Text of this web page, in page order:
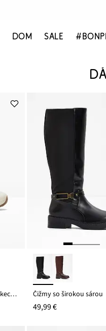
DOM SALE
Šnurovacie čižmy značky Skechers, s pamäťovou penou Čižmy so širokou sárou
49,99 €